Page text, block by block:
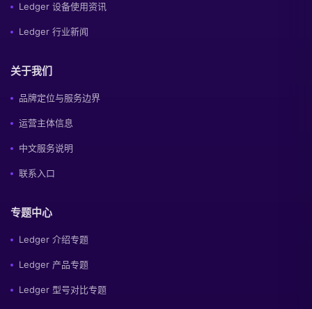
Ledger 设备使用资讯
Ledger 行业新闻
关于我们
品牌定位与服务边界
运营主体信息
中文服务说明
联系入口
专题中心
Ledger 介绍专题
Ledger 产品专题
Ledger 型号对比专题